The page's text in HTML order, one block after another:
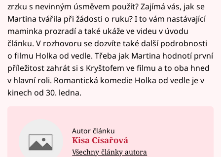
zrzku s nevinným úsměvem použít? Zajímá vás, jak se
Martina tvářila při žádosti o ruku? I to vám nastávající
maminka prozradí a také ukáže ve videu v úvodu
článku. V rozhovoru se dozvíte také další podrobnosti
o filmu Holka od vedle. Třeba jak Martina hodnotí první
příležitost zahrát si s Kryštofem ve filmu a to oba hned
v hlavní roli. Romantická komedie Holka od vedle je v
kinech od 30. ledna.
Autor článku
Kisa Císařová
Všechny články autora